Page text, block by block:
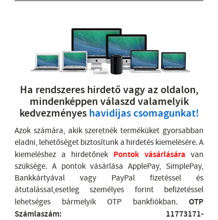
Ha rendszeres hirdető vagy az oldalon,
mindenképpen válaszd valamelyik
kedvezményes havidíjas csomagunkat!
Azok számára, akik szeretnék terméküket gyorsabban
eladni, lehetőséget biztosítunk a hirdetés kiemelésére. A
kiemeléshez a hirdetőnek Pontok vásárlására van
szüksége. A pontok vásárlása ApplePay, SimplePay,
Bankkártyával vagy PayPal fizetéssel és
átutalással,esetleg személyes forint befizetéssel
lehetséges bármelyik OTP bankfiókban. OTP
Számlaszám: 11773171-